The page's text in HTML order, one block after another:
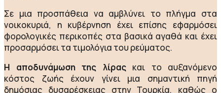
Σε μια προσπάθεια να αμβλύνει το πλήγμα στα
νοικοκυριά, η κυβέρνηση έχει επίσης εφαρμόσει
φορολογικές περικοπές στα βασικά αγαθά και έχει
προσαρμόσει τα τιμολόγια του ρεύματος.
Η αποδυνάμωση της λίραςκαι το αυξανόμενο
κόστος ζωής έχουν γίνει μια σημαντική πηγή
δημόσιας δυσαρέσκειας στην Τουρκία, καθώς ο